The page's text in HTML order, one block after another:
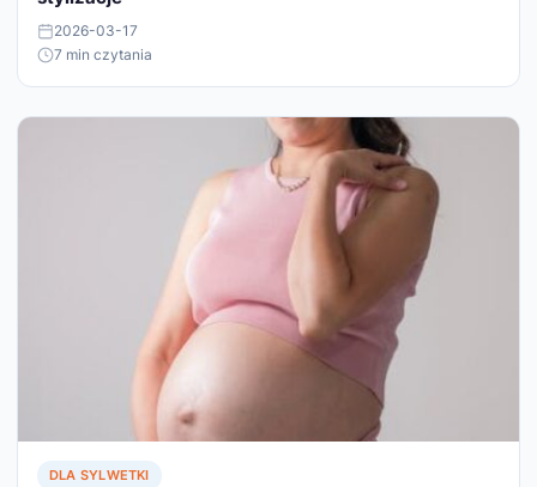
2026-03-17
7 min czytania
DLA SYLWETKI